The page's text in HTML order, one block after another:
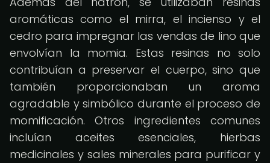
aromáticas como el mirra, el incienso y el
cedro para impregnar las vendas de lino que
envolvían la momia. Estas resinas no solo
contribuían a preservar el cuerpo, sino que
también proporcionaban un aroma
agradable y simbólico durante el proceso de
momificación. Otros ingredientes comunes
incluían aceites esenciales, hierbas
medicinales y sales minerales para purificar y